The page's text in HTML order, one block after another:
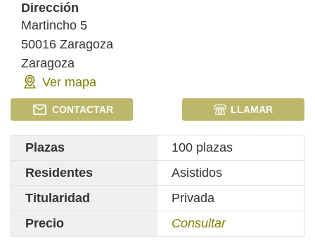
Dirección
Martincho 5
50016 Zaragoza
Zaragoza
Ver mapa
CONTACTAR LLAMAR
Plazas
100 plazas
Residentes
Asistidos
Titularidad
Privada
Precio
Consultar